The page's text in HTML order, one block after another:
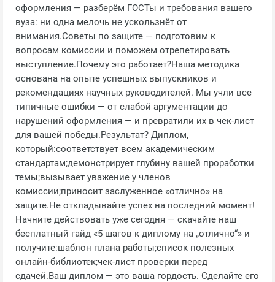
оформления — разберём ГОСТы и требования вашего
вуза: ни одна мелочь не ускользнёт от
внимания.Советы по защите — подготовим к
вопросам комиссии и поможем отрепетировать
выступление.Почему это работает?Наша методика
основана на опыте успешных выпускников и
рекомендациях научных руководителей. Мы учли все
типичные ошибки — от слабой аргументации до
нарушений оформления — и превратили их в чек‑лист
для вашей победы.Результат? Диплом,
который:соответствует всем академическим
стандартам;демонстрирует глубину вашей проработки
темы;вызывает уважение у членов
комиссии;приносит заслуженное «отлично» на
защите.Не откладывайте успех на последний момент!
Начните действовать уже сегодня — скачайте наш
бесплатный гайд «5 шагов к диплому на „отлично“» и
получите:шаблон плана работы;список полезных
онлайн‑библиотек;чек‑лист проверки перед
сдачей.Ваш диплом — это ваша гордость. Сделайте его